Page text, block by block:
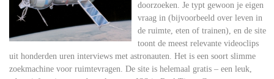
doorzoeken. Je typt gewoon je eigen
vraag in (bijvoorbeeld over leven in
de ruimte, eten of trainen), en de site
toont de meest relevante videoclips
uit honderden uren interviews met astronauten. Het is een soort slimme
zoekmachine voor ruimtevragen. De site is helemaal gratis – een leuk,